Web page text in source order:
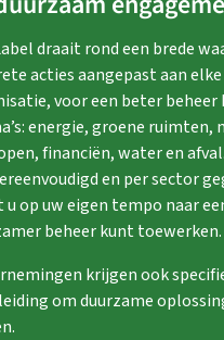
draait rond een brede
acties aangepast aan elke
voor een beter beheer
energie, groene
financiën, water en
en per sector
u op uw eigen tempo naar
beheer kunt toewerken.
krijgen ook
om duurzame